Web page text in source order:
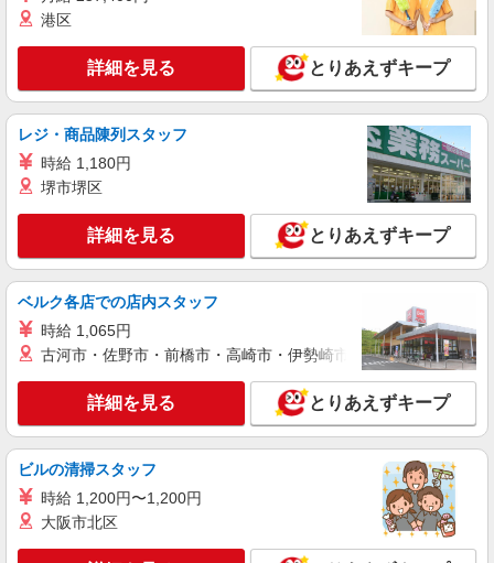
港区
詳細を見る とりあえずキープ
レジ・商品陳列スタッフ
時給 1,180円
堺市堺区
詳細を見る とりあえずキープ
ベルク各店での店内スタッフ
時給 1,065円
古河市・佐野市・前橋市・高崎市・伊勢崎市・太田市・館林市
詳細を見る とりあえずキープ
ビルの清掃スタッフ
時給 1,200円〜1,200円
大阪市北区